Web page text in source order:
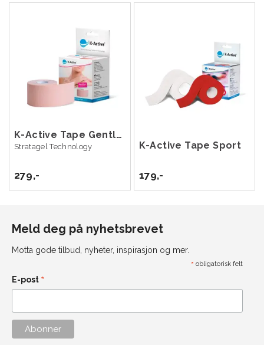
K-Active Tape Gentle Beige 5cm x 5m
Stratagel Technology
279,-
K-Active Tape Sport
179,-
Meld deg på nyhetsbrevet
Motta gode tilbud, nyheter, inspirasjon og mer.
* obligatorisk felt
E-post *